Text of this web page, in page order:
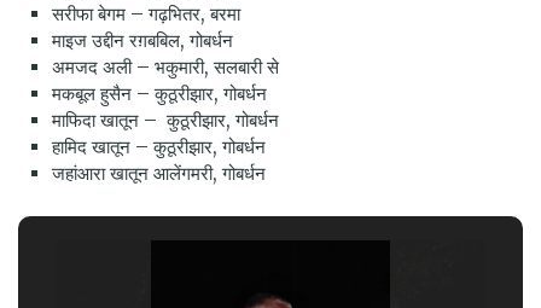
सरीफा बेगम – गढ़भितर, बरमा
माइज उद्दीन रग़बबिल, गोबर्धन
अमजद अली – भकुमारी, सलबारी से
मकबूल हुसैन – कुठूरीझार, गोबर्धन
माफिदा खातून – कुठूरीझार, गोबर्धन
हामिद खातून – कुठूरीझार, गोबर्धन
जहांआरा खातून आलेंगमरी, गोबर्धन